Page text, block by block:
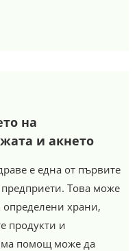
на
и акнето
е една от първите
предприети. Това може
храни,
продукти и
помощ може да